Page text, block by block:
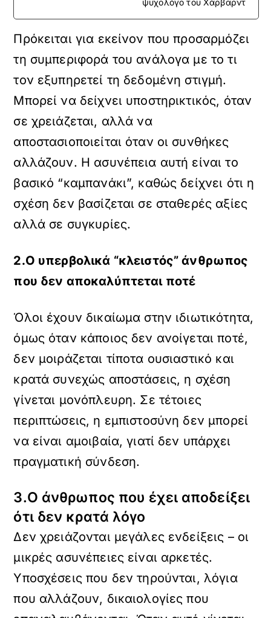
ψυχολόγο του Χάρβαρντ
Πρόκειται για εκείνον που προσαρμόζει
τη συμπεριφορά του ανάλογα με το τι
τον εξυπηρετεί τη δεδομένη στιγμή.
Μπορεί να δείχνει υποστηρικτικός, όταν
σε χρειάζεται, αλλά να
αποστασιοποιείται όταν οι συνθήκες
αλλάζουν. Η ασυνέπεια αυτή είναι το
βασικό “καμπανάκι”, καθώς δείχνει ότι η
σχέση δεν βασίζεται σε σταθερές αξίες
αλλά σε συγκυρίες.
2.Ο υπερβολικά “κλειστός” άνθρωπος
που δεν αποκαλύπτεται ποτέ
Όλοι έχουν δικαίωμα στην ιδιωτικότητα,
όμως όταν κάποιος δεν ανοίγεται ποτέ,
δεν μοιράζεται τίποτα ουσιαστικό και
κρατά συνεχώς αποστάσεις, η σχέση
γίνεται μονόπλευρη. Σε τέτοιες
περιπτώσεις, η εμπιστοσύνη δεν μπορεί
να είναι αμοιβαία, γιατί δεν υπάρχει
πραγματική σύνδεση.
3.Ο άνθρωπος που έχει αποδείξει
ότι δεν κρατά λόγο
Δεν χρειάζονται μεγάλες ενδείξεις – οι
μικρές ασυνέπειες είναι αρκετές.
Υποσχέσεις που δεν τηρούνται, λόγια
που αλλάζουν, δικαιολογίες που